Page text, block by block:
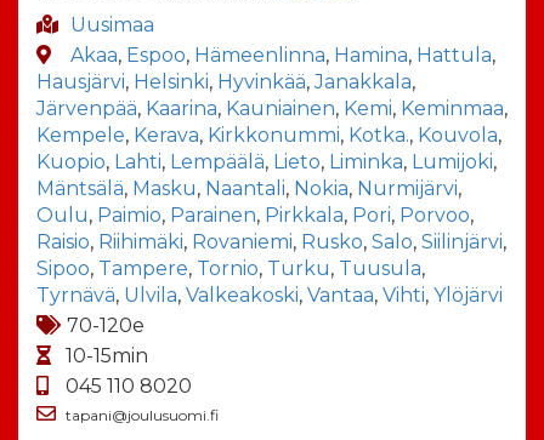
Uusimaa
Akaa, Espoo, Hämeenlinna, Hamina, Hattula,
Hausjärvi, Helsinki, Hyvinkää,Janakkala,
Järvenpää, Kaarina, Kauniainen, Kemi, Keminmaa,
Kempele, Kerava, Kirkkonummi, Kotka., Kouvola,
Kuopio, Lahti, Lempäälä, Lieto, Liminka, Lumijoki,
Mäntsälä, Masku, Naantali, Nokia, Nurmijärvi,
Oulu, Paimio, Parainen, Pirkkala, Pori, Porvoo,
Raisio, Riihimäki, Rovaniemi, Rusko, Salo, Siilinjärvi,
Sipoo, Tampere, Tornio, Turku, Tuusula,
Tyrnävä, Ulvila, Valkeakoski, Vantaa, Vihti, Ylöjärvi
70-120e
10-15min
045 110 8020
tapani@joulusuomi.fi